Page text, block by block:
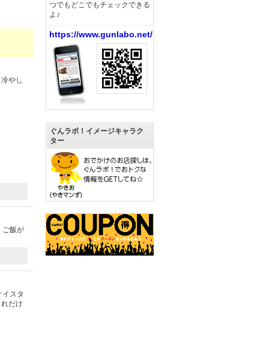
やし
ご飯が
スタ
だけ
つでもどこでもチェックできる
よ♪
https://www.gunlabo.net/
ぐんラボ！イメージキャラク
ター